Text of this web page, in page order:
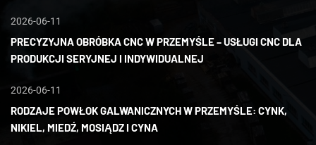
2026-06-11
PRECYZYJNA OBRÓBKA CNC W PRZEMYŚLE – USŁUGI CNC DLA
PRODUKCJI SERYJNEJ I INDYWIDUALNEJ
2026-06-11
RODZAJE POWŁOK GALWANICZNYCH W PRZEMYŚLE: CYNK,
NIKIEL, MIEDŹ, MOSIĄDZ I CYNA